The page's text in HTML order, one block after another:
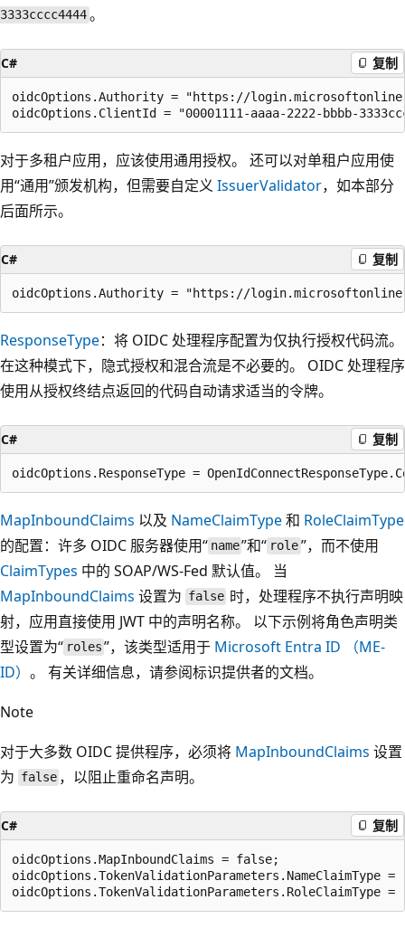
3333cccc4444。
C# 复制
oidcOptions.Authority = "https://
对于多租户应用，应该使用通用授权。 还可以对单租户应用使
用“通用”颁发机构，但需要自定义 IssuerValidator，如本部分
后面所示。
C# 复制
ResponseType：将 OIDC 处理程序配置为仅执行授权代码流。
在这种模式下，隐式授权和混合流是不必要的。 OIDC 处理程序
使用从授权终结点返回的代码自动请求适当的令牌。
C# 复制
MapInboundClaims 以及 NameClaimType和 RoleClaimType
的配置：许多 OIDC 服务器使用“ name”和“ role”，而不使用
ClaimTypes 中的 SOAP/WS-Fed 默认值。 当
MapInboundClaims 设置为 false 时，处理程序不执行声明映
射，应用直接使用 JWT 中的声明名称。 以下示例将角色声明类
型设置为“ roles ”，该类型适用于 Microsoft Entra ID （ME-
ID） 。 有关详细信息，请参阅标识提供者的文档。
Note
对于大多数 OIDC 提供程序，必须将 MapInboundClaims 设置
为 false ，以阻止重命名声明。
C# 复制
oidcOptions.MapInboundClaims = false;
oidcOptions.TokenValidationParameters.NameClaimType =